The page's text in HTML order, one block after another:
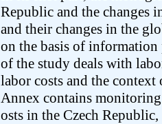
Republic and the changes
and their changes in the
on the basis of
of the study deals with
labor costs and the
Annex contains
osts in the Czech